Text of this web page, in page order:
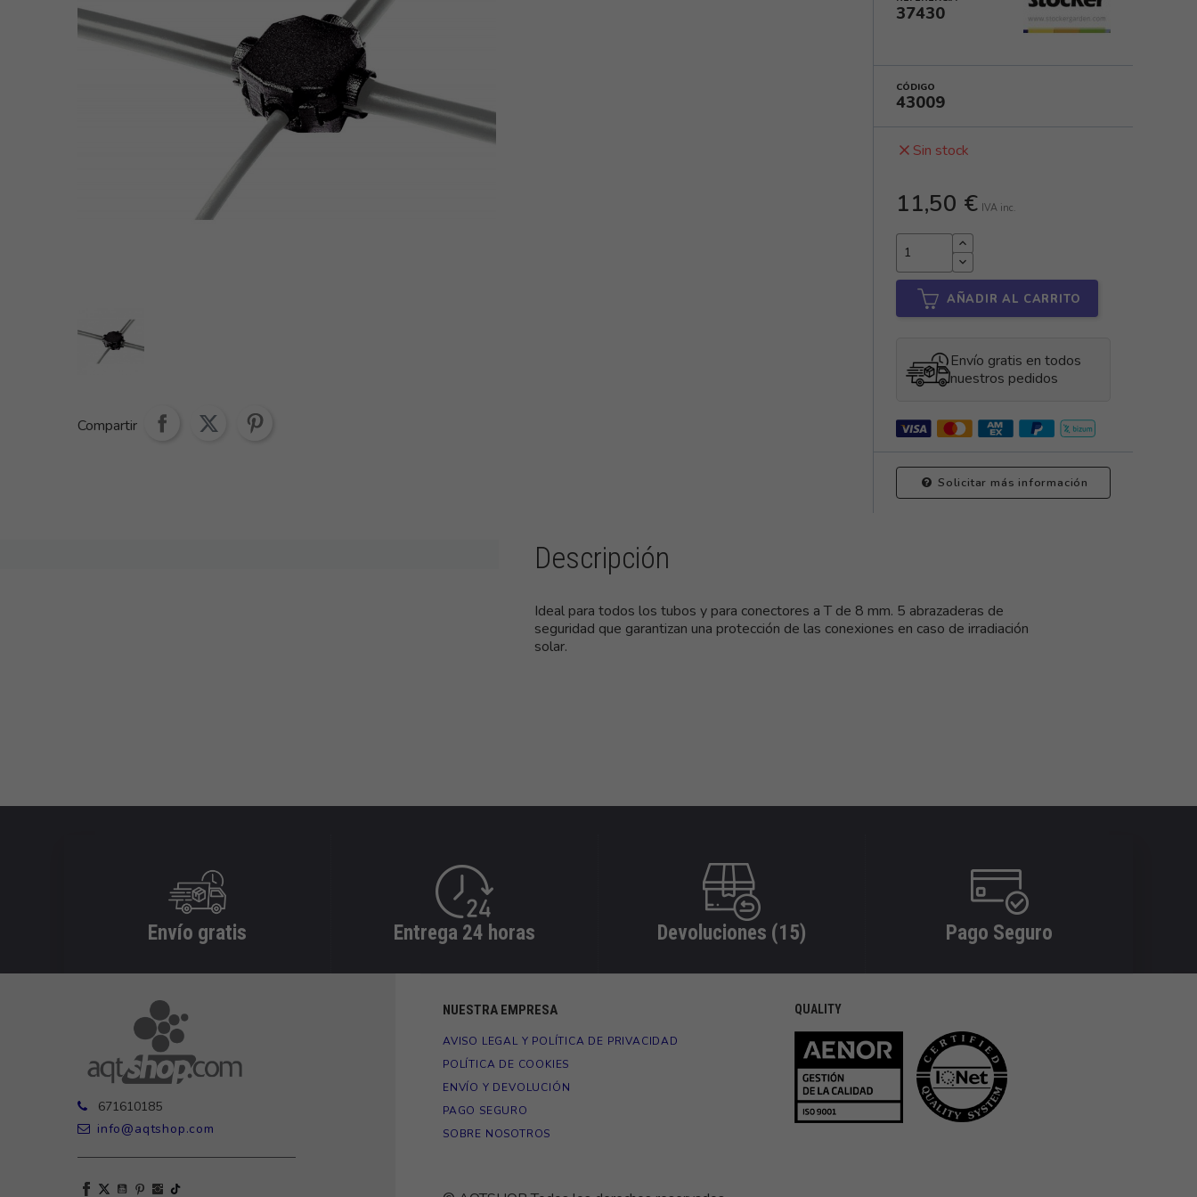
Compartir
37430
CÓDIGO
43009
close Sin stock
11,50 € IVA inc.
AÑADIR AL CARRITO
Envío gratis en todos
nuestros pedidos
Solicitar más información
Descripción
Ideal para todos los tubos y para conectores a T de 8 mm. 5 abrazaderas de
seguridad que garantizan una protección de las conexiones en caso de irradiación
solar.
Envío gratis Entrega 24 horas Devoluciones (15) Pago Seguro
671610185
info@aqtshop.com
NUESTRA EMPRESA
AVISO LEGAL Y POLÍTICA DE PRIVACIDAD
POLÍTICA DE COOKIES
ENVÍO Y DEVOLUCIÓN
PAGO SEGURO
SOBRE NOSOTROS
QUALITY